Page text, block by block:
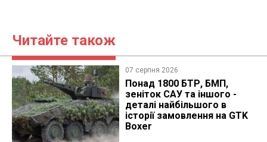
Читайте також
07 серпня 2026
Понад 1800 БТР, БМП,
зеніток САУ та іншого -
деталі найбільшого в
історії замовлення на GTK
Boxer